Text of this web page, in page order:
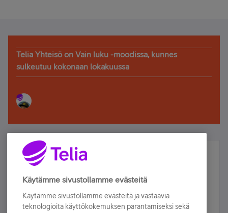
Telia Yhteisö on Vain luku -moodissa, kunnes
sulkeutuu kokonaan lokakuussa
Älä jää paitsi – osallistu ja voita!
Tilaa Telian uutiskirje ja olet mukana arvonnassa.
sähköpostiisi.
Käytämme sivustollamme evästeitä
Käytämme sivustollamme evästeitä ja vastaavia
teknologioita käyttökokemuksen parantamiseksi sekä